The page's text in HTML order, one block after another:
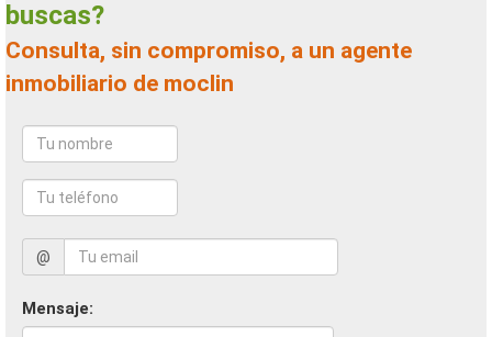
buscas?
Consulta, sin compromiso, a un agente
inmobiliario de moclin
@
Mensaje: